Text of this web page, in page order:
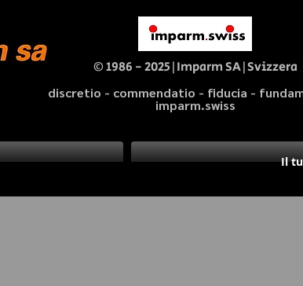
© 1986 - 2025|Imparm SA|Svizzera
discretio - commendatio - fiducia -
imparm.swiss
Il